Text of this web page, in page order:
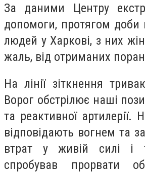
За даними Центру
допомоги, протягом доби
людей у Харкові, з них
жаль, від отриманих
На лінії зіткнення
Ворог обстрілює наші
та реактивної артилерії.
відповідають вогнем та
втрат у живій силі і
спробував прорвати